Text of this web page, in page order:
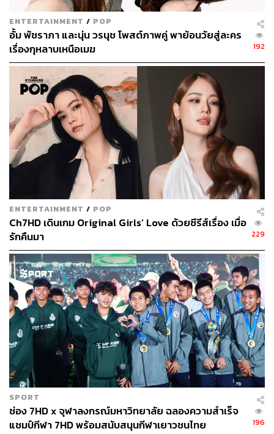
พิสูจน์อักษร: พรนภัส ชำนาญค้า
TAGS: ช่อง 7 อั้ม-พัชราภา ไชยเชื้อ
จากศัตรูสู่หัวใจ
มิกค์ ทองระย้า
209
ABOUT THE AUTHOR
อรัณย์ หนองพล
Content Creator ประจำกองไลฟ์สไตล์สำนัก
ENTERTAINMENT / POP
อั้ม พัชราภา และนุ่น วรนุช โพสต์ภาพคู่ พาย้อนวัยสู่ละคร
เรื่องกุหลาบเหนือเมฆ
192
ENTERTAINMENT / POP
Ch7HD เดินเกม Original Girls’ Love ด้วยซีรีส์เรื่อง เมื่อ
รักคืนมา
229
SPORT
ช่อง 7HD x จุฬาลงกรณ์มหาวิทยาลัย ฉลองความสำเร็จ
แชมป์กีฬา 7HD พร้อมสนับสนุนกีฬาเยาวชนไทย
196